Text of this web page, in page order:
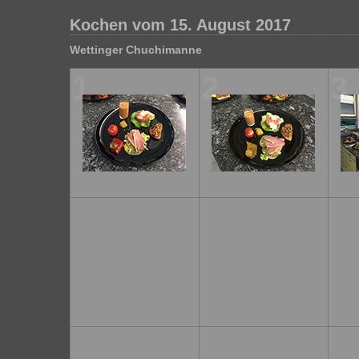
Kochen vom 15. August 2017
Wettinger Chuchimanne
1 2 3